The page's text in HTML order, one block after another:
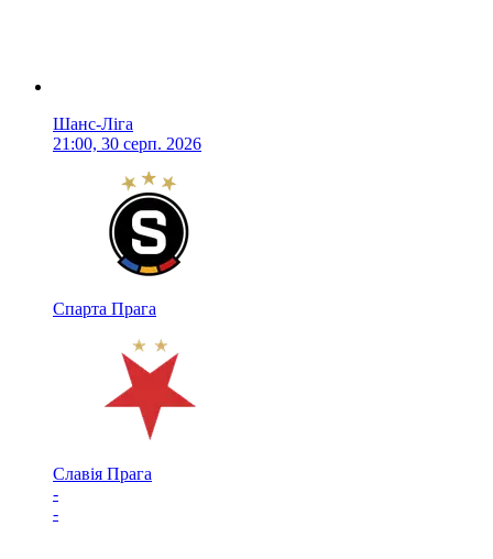
Шанс-Ліга
21:00, 30 серп. 2026
Спарта Прага
Славія Прага
-
-